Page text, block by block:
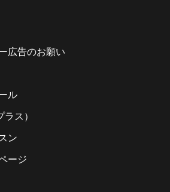
広告のお願い
ル
ス）
ン
ージ